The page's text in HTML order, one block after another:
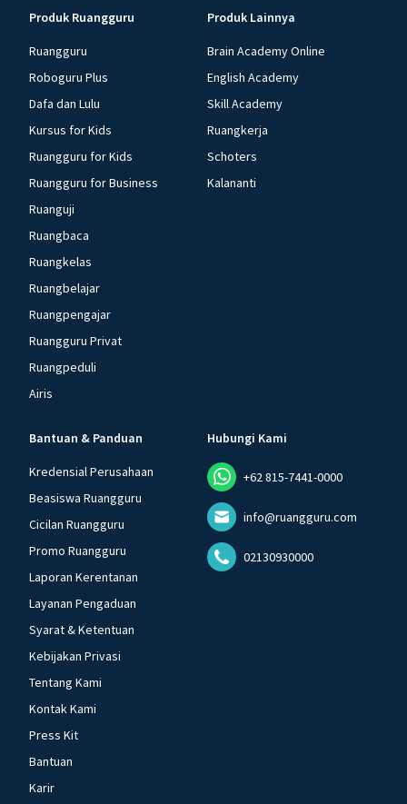
Produk Ruangguru
Ruangguru
Roboguru Plus
Dafa dan Lulu
Kursus for Kids
Ruangguru for Kids
Ruangguru for Business
Ruanguji
Ruangbaca
Ruangkelas
Ruangbelajar
Ruangpengajar
Ruangguru Privat
Ruangpeduli
Airis
Produk Lainnya
Brain Academy Online
English Academy
Skill Academy
Ruangkerja
Schoters
Kalananti
Bantuan & Panduan
Kredensial Perusahaan
Beasiswa Ruangguru
Cicilan Ruangguru
Promo Ruangguru
Laporan Kerentanan
Layanan Pengaduan
Syarat & Ketentuan
Kebijakan Privasi
Tentang Kami
Kontak Kami
Press Kit
Bantuan
Karir
Hubungi Kami
+62 815-7441-0000
info@ruangguru.com
02130930000